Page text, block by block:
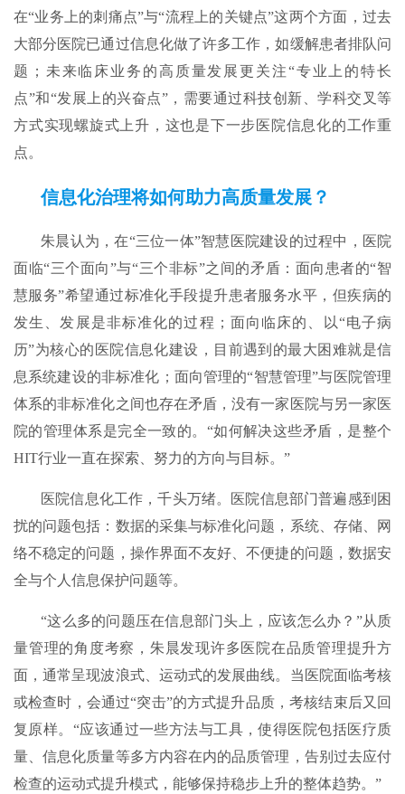
在“业务上的刺痛点”与“流程上的关键点”这两个方面，过去
大部分医院已通过信息化做了许多工作，如缓解患者排队问
题；未来临床业务的高质量发展更关注“专业上的特长
点”和“发展上的兴奋点”，需要通过科技创新、学科交叉等
方式实现螺旋式上升，这也是下一步医院信息化的工作重
点。
信息化治理将如何助力高质量发展？
朱晨认为，在“三位一体”智慧医院建设的过程中，医院
面临“三个面向”与“三个非标”之间的矛盾：面向患者的“智
慧服务”希望通过标准化手段提升患者服务水平，但疾病的
发生、发展是非标准化的过程；面向临床的、以“电子病
历”为核心的医院信息化建设，目前遇到的最大困难就是信
息系统建设的非标准化；面向管理的“智慧管理”与医院管理
体系的非标准化之间也存在矛盾，没有一家医院与另一家医
院的管理体系是完全一致的。“如何解决这些矛盾，是整个
HIT行业一直在探索、努力的方向与目标。”
医院信息化工作，千头万绪。医院信息部门普遍感到困
扰的问题包括：数据的采集与标准化问题，系统、存储、网
络不稳定的问题，操作界面不友好、不便捷的问题，数据安
全与个人信息保护问题等。
“这么多的问题压在信息部门头上，应该怎么办？”从质
量管理的角度考察，朱晨发现许多医院在品质管理提升方
面，通常呈现波浪式、运动式的发展曲线。当医院面临考核
或检查时，会通过“突击”的方式提升品质，考核结束后又回
复原样。“应该通过一些方法与工具，使得医院包括医疗质
量、信息化质量等多方内容在内的品质管理，告别过去应付
检查的运动式提升模式，能够保持稳步上升的整体趋势。”